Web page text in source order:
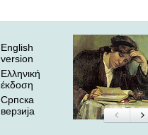
English
version
Ελληνική
έκδοση
Српска
верзиjа